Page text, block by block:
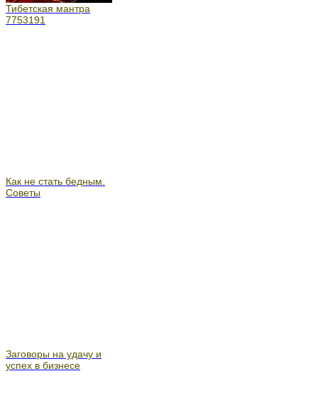
Тибетская мантра
7753191
Как не стать бедным.
Советы
Заговоры на удачу и
успех в бизнесе